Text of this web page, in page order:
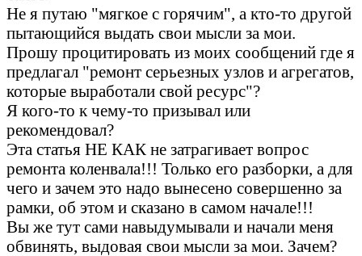
Не я путаю "мягкое с горячим", а кто-то другой
пытающийся выдать свои мысли за мои.
Прошу процитировать из моих сообщений где я
предлагал "ремонт серьезных узлов и агрегатов,
которые выработали свой ресурс"?
Я кого-то к чему-то призывал или
рекомендовал?
Эта статья НЕ КАК не затрагивает вопрос
ремонта коленвала!!! Только его разборки, а для
чего и зачем это надо вынесено совершенно за
рамки, об этом и сказано в самом начале!!!
Вы же тут сами навыдумывали и начали меня
обвинять, выдовая свои мысли за мои. Зачем?